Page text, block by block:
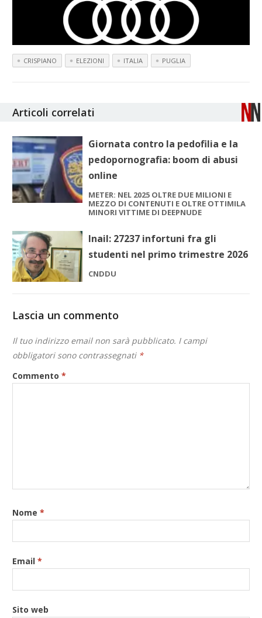
CRISPIANO ELEZIONI ITALIA PUGLIA
Articoli correlati
Giornata contro la pedofilia e la
pedopornografia: boom di abusi
online
METER: NEL 2025 OLTRE DUE MILIONI E
MEZZO DI CONTENUTI E OLTRE OTTIMILA
MINORI VITTIME DI DEEPNUDE
Inail: 27237 infortuni fra gli
studenti nel primo trimestre 2026
CNDDU
Lascia un commento
Il tuo indirizzo email non sarà pubblicato. I campi
obbligatori sono contrassegnati *
Commento*
Nome*
Email*
Sito web